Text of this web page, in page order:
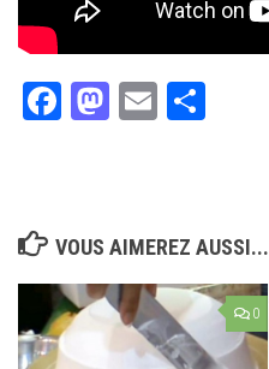
Facebook
Mastodon
Email
VOUS AIMEREZ AUSSI...
0